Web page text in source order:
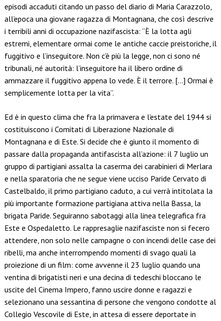
episodi accaduti citando un passo del diario di Maria Carazzolo,
all’epoca una giovane ragazza di Montagnana, che così descrive
i terribili anni di occupazione nazifascista: “È la lotta agli
estremi, elementare ormai come le antiche caccie preistoriche, il
fuggitivo e l’inseguitore. Non c’è più la legge, non ci sono né
tribunali, né autorità: l’inseguitore ha il libero ordine di
ammazzare il fuggitivo appena lo vede. È il terrore. […] Ormai è
semplicemente lotta per la vita”.
Ed è in questo clima che fra la primavera e l’estate del 1944 si
costituiscono i Comitati di Liberazione Nazionale di
Montagnana e di Este. Si decide che è giunto il momento di
passare dalla propaganda antifascista all’azione: il 7 luglio un
gruppo di partigiani assalta la caserma dei carabinieri di Merlara
e nella sparatoria che ne segue viene ucciso Paride Cervato di
Castelbaldo, il primo partigiano caduto, a cui verrà intitolata la
più importante formazione partigiana attiva nella Bassa, la
brigata Paride. Seguiranno sabotaggi alla linea telegrafica fra
Este e Ospedaletto. Le rappresaglie nazifasciste non si fecero
attendere, non solo nelle campagne o con incendi delle case dei
ribelli, ma anche interrompendo momenti di svago quali la
proiezione di un film: come avvenne il 23 luglio quando una
ventina di brigatisti neri e una decina di tedeschi bloccano le
uscite del Cinema Impero, fanno uscire donne e ragazzi e
selezionano una sessantina di persone che vengono condotte al
Collegio Vescovile di Este, in attesa di essere deportate in